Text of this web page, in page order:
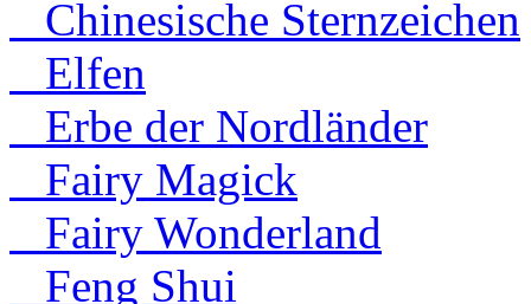
Chinesische Sternzeichen
Elfen
Erbe der Nordländer
Fairy Magick
Fairy Wonderland
Feng Shui